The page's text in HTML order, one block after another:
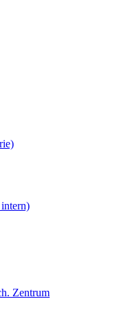
Zentrum